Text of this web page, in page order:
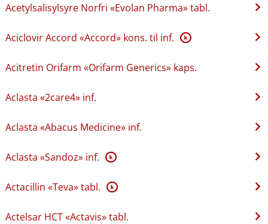
Acetylsalisylsyre Norfri «Evolan Pharma» tabl.
Aciclovir Accord «Accord» kons. til inf. K
Acitretin Orifarm «Orifarm Generics» kaps.
Aclasta «2care4» inf.
Aclasta «Abacus Medicine» inf.
Aclasta «Sandoz» inf. K
Actacillin «Teva» tabl. K
Actelsar HCT «Actavis» tabl.